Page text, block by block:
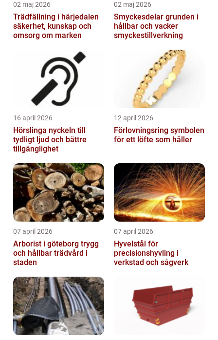
02 maj 2026
Trädfällning i härjedalen
säkerhet, kunskap och
omsorg om marken
02 maj 2026
Smyckesdelar grunden i
hållbar och vacker
smyckestillverkning
16 april 2026
Hörslinga nyckeln till
tydligt ljud och bättre
tillgänglighet
12 april 2026
Förlovningsring symbolen
för ett löfte som håller
07 april 2026
Arborist i göteborg trygg
och hållbar trädvård i
staden
07 april 2026
Hyvelstål för
precisionshyvling i
verkstad och sågverk